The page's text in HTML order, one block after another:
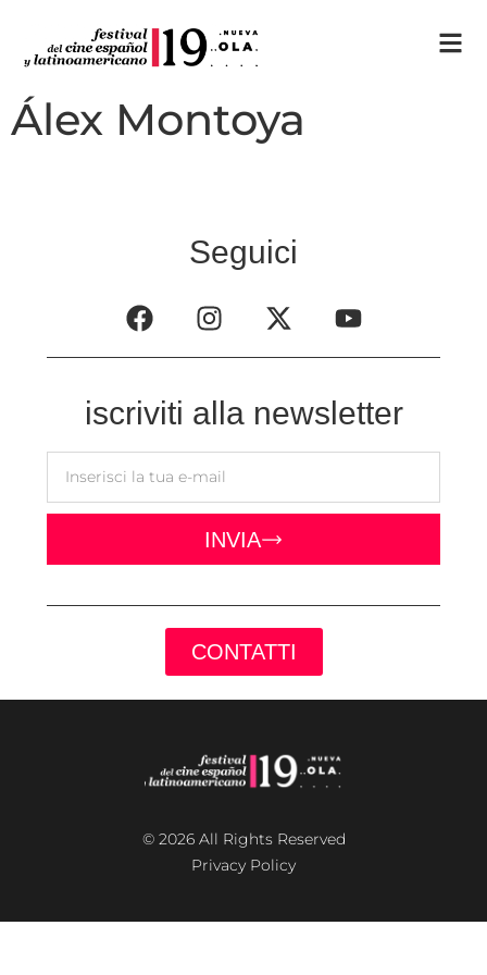
Álex Montoya
Seguici
iscriviti alla newsletter
INVIA
CONTATTI
© 2026 All Rights Reserved
Privacy Policy